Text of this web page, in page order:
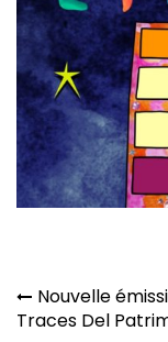
Navigation
de
Nouvelle
Traces Del